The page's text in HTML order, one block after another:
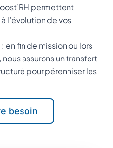
permettent
l’évolution de vos
en fin de mission ou lors
assurons un transfert
pour pérenniser les
besoin